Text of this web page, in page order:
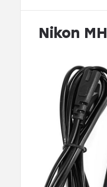
Nikon